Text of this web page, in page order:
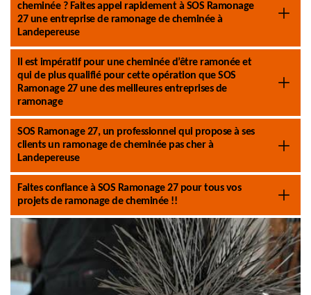
cheminée ? Faites appel rapidement à SOS Ramonage
27 une entreprise de ramonage de cheminée à
Landepereuse
Il est impératif pour une cheminée d’être ramonée et
qui de plus qualifié pour cette opération que SOS
Ramonage 27 une des meilleures entreprises de
ramonage
SOS Ramonage 27, un professionnel qui propose à ses
clients un ramonage de cheminée pas cher à
Landepereuse
Faites confiance à SOS Ramonage 27 pour tous vos
projets de ramonage de cheminée !!